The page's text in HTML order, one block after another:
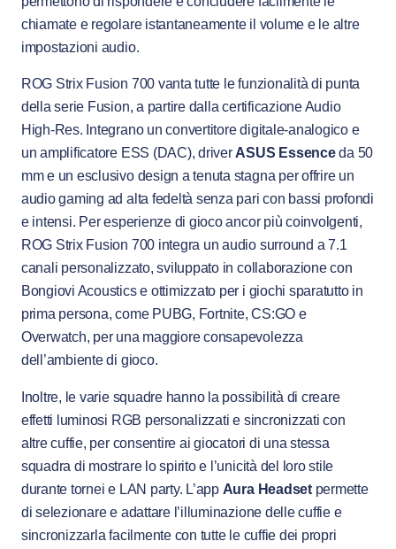
chiamate e regolare istantaneamente il volume e le altre
impostazioni audio.
ROG Strix Fusion 700 vanta tutte le funzionalità di punta
della serie Fusion, a partire dalla certificazione Audio
High-Res. Integrano un convertitore digitale-analogico e
un amplificatore ESS (DAC), driverASUS Essenceda 50
mm e un esclusivo design a tenuta stagna per offrire un
audio gaming ad alta fedeltà senza pari con bassi profondi
e intensi. Per esperienze di gioco ancor più coinvolgenti,
ROG Strix Fusion 700 integra un audio surround a 7.1
canali personalizzato, sviluppato in collaborazione con
Bongiovi Acoustics e ottimizzato per i giochi sparatutto in
prima persona, come PUBG, Fortnite, CS:GO e
Overwatch, per una maggiore consapevolezza
dell’ambiente di gioco.
Inoltre, le varie squadre hanno la possibilità di creare
effetti luminosi RGB personalizzati e sincronizzati con
altre cuffie, per consentire ai giocatori di una stessa
squadra di mostrare lo spirito e l’unicità del loro stile
durante tornei e LAN party. L’app Aura Headsetpermette
di selezionare e adattare l’illuminazione delle cuffie e
sincronizzarla facilmente con tutte le cuffie dei propri